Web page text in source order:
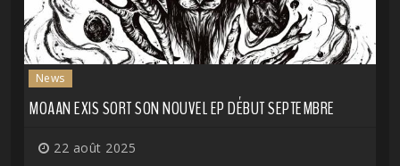
News
MOAAN EXIS SORT SON NOUVEL EP DÉBUT SEPTEMBRE
22 août 2025